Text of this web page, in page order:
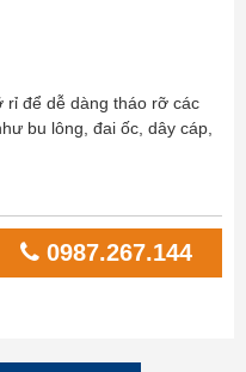
rỉ để dễ dàng tháo rỡ các
bu lông, đai ốc, dây cáp,
0987.267.144